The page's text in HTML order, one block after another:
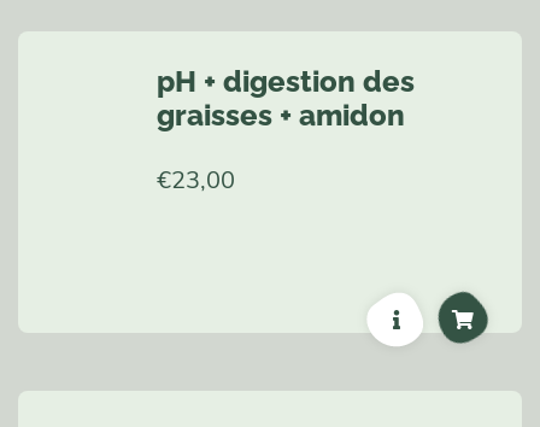
pH + digestion des
graisses + amidon
€23,00